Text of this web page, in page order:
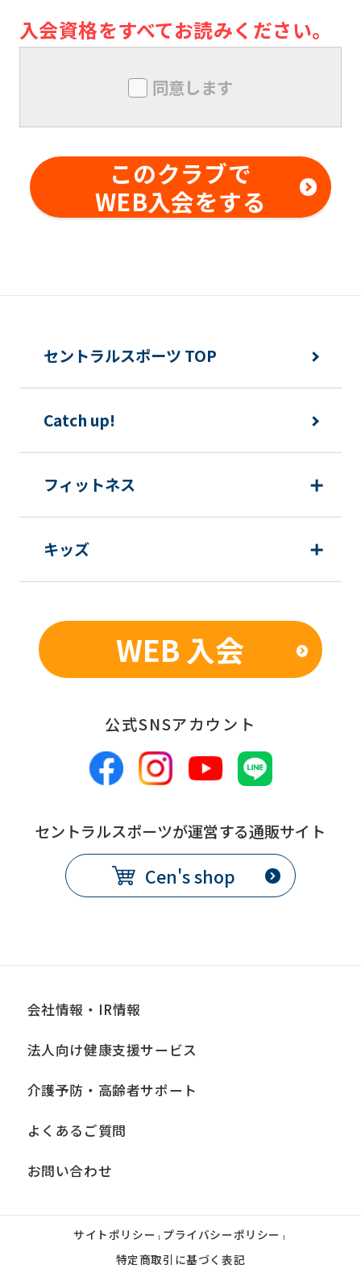
トラブルについても同様とします。
メンバーは、本クラブにおいて、技量
ブの事前の書面による承諾なしに、対
価を得て他の利用者に対する指導行為
を行ってはならないものとします。メ
メンバーは、住所または連絡先等に変更
各種届出制度について
提
限
効
翌月1日から
別途、休会費をクラブで定め
る
出
各月10日
日
翌月1日から
考
別途、手数料が必要
退会
提
出
限
翌月1日から
入会資格をすべてお読みください。
同意します
このクラブで
WEB入会をする
セントラルスポーツ TOP
Catch up!
フィットネス
キッズ
WEB 入会
公式SNSアカウント
セントラルスポーツが運営する通販サイト
Cen's shop
会社情報・IR情報
法人向け健康支援サービス
介護予防・高齢者サポート
よくあるご質問
お問い合わせ
サイトポリシー | プライバシーポリシー |
特定商取引に基づく表記